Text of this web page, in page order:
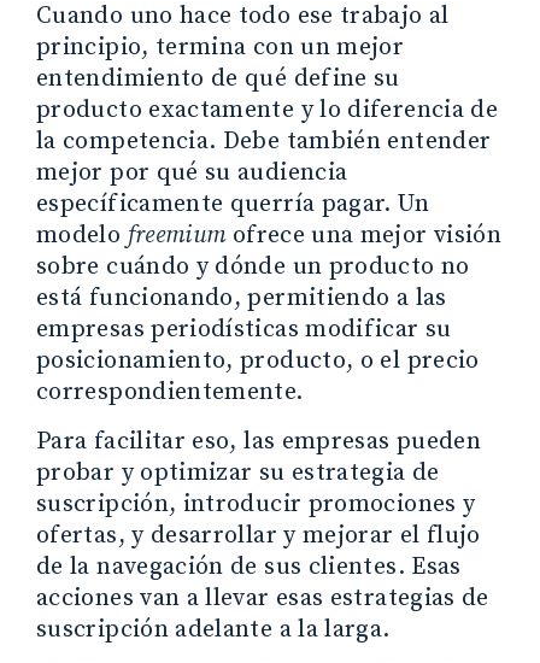
Cuando uno hace todo ese trabajo al
principio, termina con un mejor
entendimiento de qué define su
producto exactamente y lo diferencia de
la competencia. Debe también entender
mejor por qué su audiencia
específicamente querría pagar. Un
modelo freemiumofrece una mejor visión
sobre cuándo y dónde un producto no
está funcionando, permitiendo a las
empresas periodísticas modificar su
posicionamiento, producto, o el precio
correspondientemente.
Para facilitar eso, las empresas pueden
probar y optimizar su estrategia de
suscripción, introducir promociones y
ofertas, y desarrollar y mejorar el flujo
de la navegación de sus clientes. Esas
acciones van a llevar esas estrategias de
suscripción adelante a la larga.